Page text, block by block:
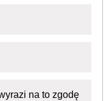
na to zgodę